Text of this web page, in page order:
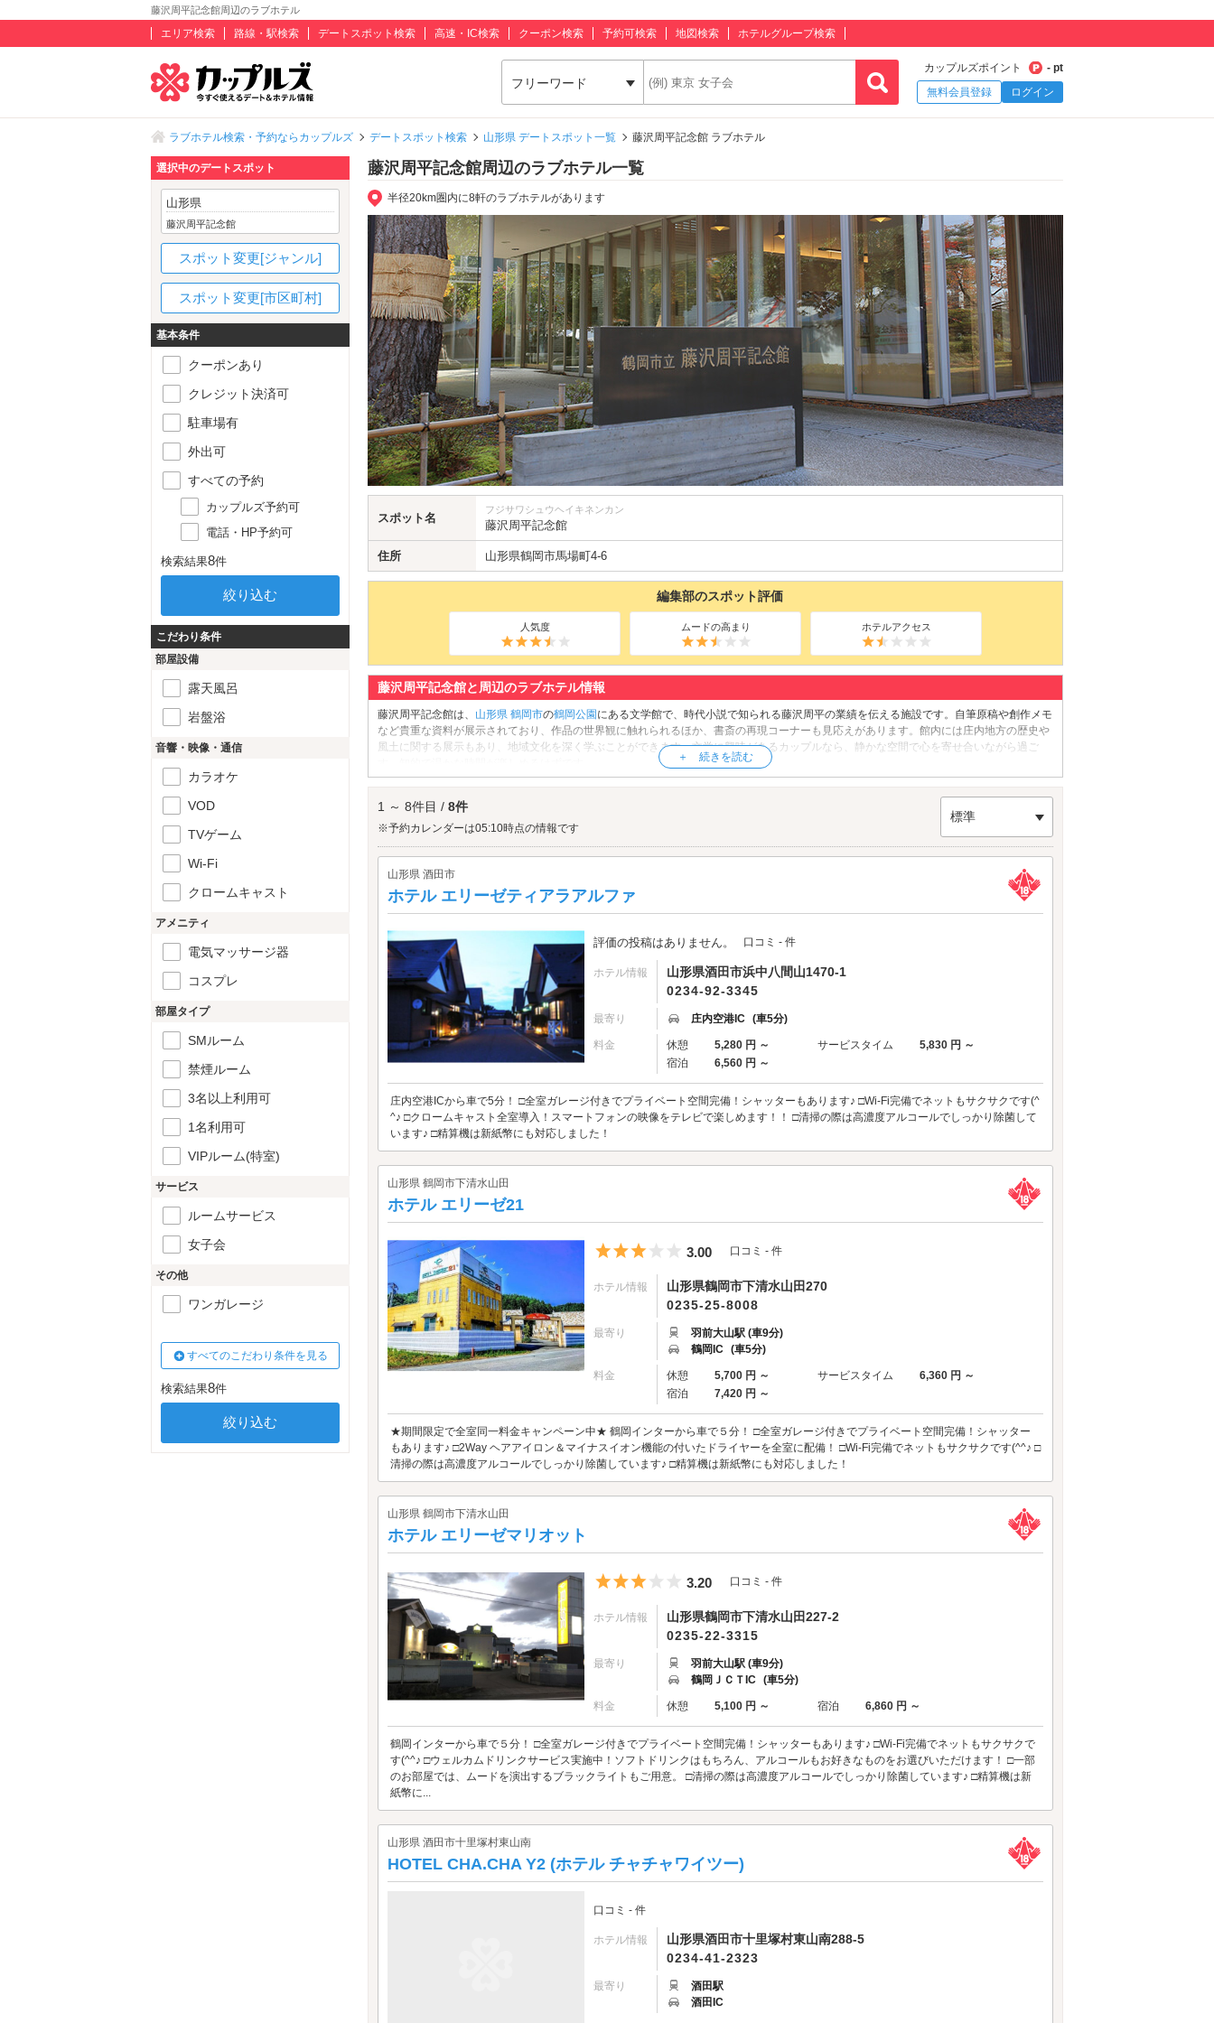
藤沢周平記念館周辺のラブホテル
エリア検索 路線・駅検索 デートスポット検索 高速・IC検索 クーポン検索 予約可検索 地図検索 ホテルグループ検索
フリーワード
カップルズポイント
- pt
無料会員登録
ログイン
ラブホテル検索・予約ならカップルズ デートスポット検索 山形県 デートスポット一覧 藤沢周平記念館 ラブホテル
藤沢周平記念館周辺のラブホテル一覧
半径20km圏内に8軒のラブホテルがあります
スポット名
フジサワシュウヘイキネンカン
藤沢周平記念館
住所 山形県鶴岡市馬場町4-6
編集部のスポット評価
人気度 ムードの高まり ホテルアクセス
藤沢周平記念館と周辺のラブホテル情報
藤沢周平記念館は、 山形県 鶴岡市の鶴岡公園 にある文学館で、時代小説で知られる藤沢周平の業績を伝える施設です。自筆原稿や創作メモ
など貴重な資料が展示されており、作品の世界観に触れられるほか、書斎の再現コーナーも見応えがあります。館内には庄内地方の歴史や
風土に関する展示もあり、地域文化を深く学ぶことができます。文学に興味があるカップルなら、静かな空間で心を寄せ合いながら過ご
藤沢周平記念館へは、鶴岡西インター・下清水山田エリアのラブホテルからもアクセスが便利です。
1 ～ 8件目 / 8件
※予約カレンダーは05:10時点の情報です
標準
山形県 酒田市
ホテル エリーゼティアラアルファ
評価の投稿はありません。 口コミ - 件
ホテル情報
山形県酒田市浜中八間山1470-1
0234-92-3345
最寄り 庄内空港IC (車5分)
料金 休憩 5,280 円 ～ サービスタイム
5,830 円 ～
宿泊
6,560 円 ～
庄内空港ICから車で5分！ □全室ガレージ付きでプライベート空間完備！シャッターもあります♪ □Wi-Fi完備でネットもサクサクです(^
^♪ □クロームキャスト全室導入！スマートフォンの映像をテレビで楽しめます！！ □清掃の際は高濃度アルコールでしっかり除菌して
います♪ □精算機は新紙幣にも対応しました！
山形県 鶴岡市下清水山田
ホテル エリーゼ21
5つ星のうち3
3.00 口コミ - 件
ホテル情報
山形県鶴岡市下清水山田270
0235-25-8008
最寄り
羽前大山駅 (車9分)
鶴岡IC (車5分)
料金 休憩 5,700 円 ～ サービスタイム
6,360 円 ～
宿泊
7,420 円 ～
★期間限定で全室同一料金キャンペーン中★ 鶴岡インターから車で５分！ □全室ガレージ付きでプライベート空間完備！シャッター
もあります♪ □2Way ヘアアイロン＆マイナスイオン機能の付いたドライヤーを全室に配備！ □Wi-Fi完備でネットもサクサクです(^^♪ □
清掃の際は高濃度アルコールでしっかり除菌しています♪ □精算機は新紙幣にも対応しました！
山形県 鶴岡市下清水山田
ホテル エリーゼマリオット
5つ星のうち3
3.20 口コミ - 件
ホテル情報
山形県鶴岡市下清水山田227-2
0235-22-3315
最寄り
羽前大山駅 (車9分)
鶴岡ＪＣＴIC (車5分)
料金 休憩 5,100 円 ～ 宿泊 6,860 円 ～
鶴岡インターから車で５分！ □全室ガレージ付きでプライベート空間完備！シャッターもあります♪ □Wi-Fi完備でネットもサクサクで
す(^^♪ □ウェルカムドリンクサービス実施中！ソフトドリンクはもちろん、アルコールもお好きなものをお選びいただけます！ □一部
のお部屋では、ムードを演出するブラックライトもご用意。 □清掃の際は高濃度アルコールでしっかり除菌しています♪ □精算機は新
紙幣に...
山形県 酒田市十里塚村東山南
HOTEL CHA.CHA Y2 (ホテル チャチャワイツー)
口コミ - 件
ホテル情報
山形県酒田市十里塚村東山南288-5
0234-41-2323
最寄り
酒田駅
酒田IC
選択中のデートスポット
山形県
藤沢周平記念館
スポット変更[ジャンル]
スポット変更[市区町村]
基本条件
クーポンあり
クレジット決済可
駐車場有
外出可
すべての予約
カップルズ予約可
電話・HP予約可
検索結果8件
こだわり条件
部屋設備
露天風呂
岩盤浴
音響・映像・通信
カラオケ
VOD
TVゲーム
Wi-Fi
クロームキャスト
アメニティ
電気マッサージ器
コスプレ
部屋タイプ
SMルーム
禁煙ルーム
3名以上利用可
1名利用可
VIPルーム(特室)
サービス
ルームサービス
女子会
その他
ワンガレージ
すべてのこだわり条件を見る
検索結果8件